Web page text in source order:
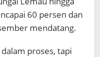
60 persen dan
mendatang.
proses, tapi